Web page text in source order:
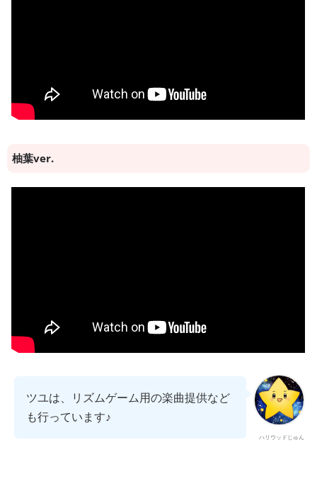
柚葉ver.
ハリウッドじゅん
ツユは、リズムゲーム用の楽曲提供など
も行っています♪